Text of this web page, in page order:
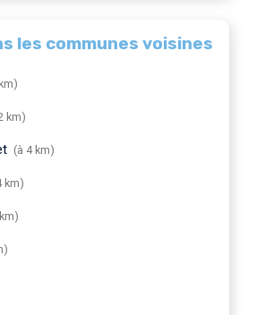
les communes voisines
km)
(à 4 km)
km)